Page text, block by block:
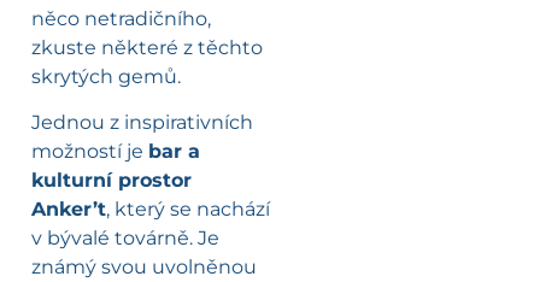
něco netradičního,
zkuste některé z těchto
skrytých gemů.
Jednou z inspirativních
možností je bar a
kulturní prostor
Anker’t, který se nachází
v bývalé továrně. Je
známý svou uvolněnou